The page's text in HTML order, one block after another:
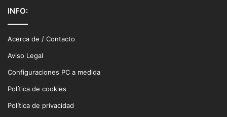
INFO:
Acerca de / Contacto
Aviso Legal
Configuraciones PC a medida
Política de cookies
Política de privacidad